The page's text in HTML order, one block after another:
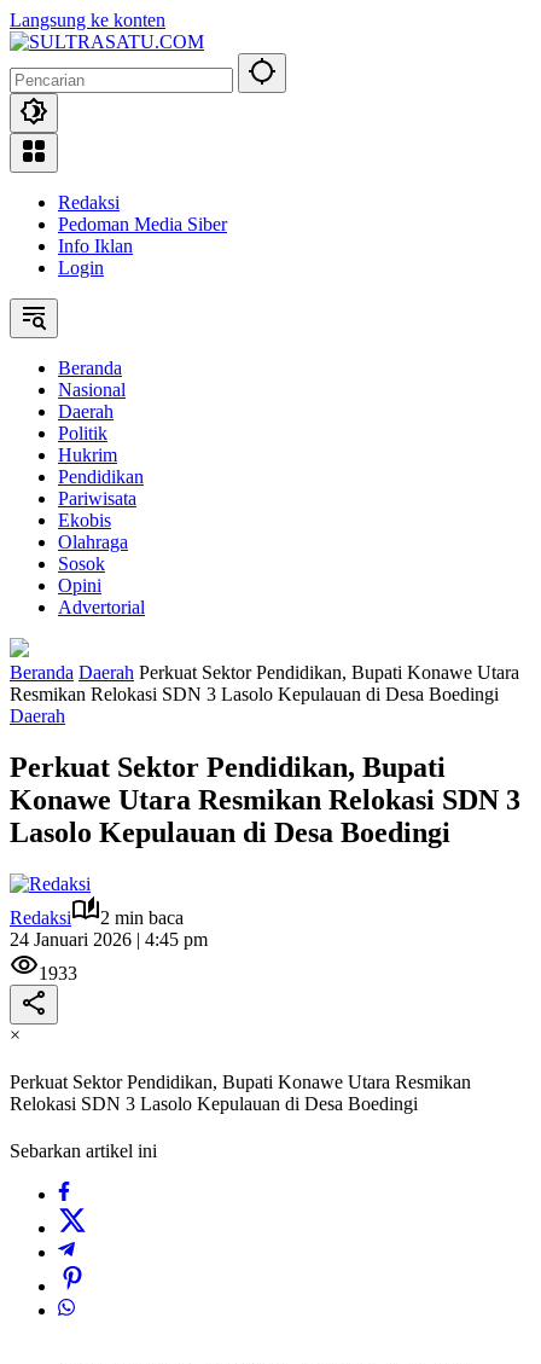
Langsung ke konten
Redaksi
Pedoman Media Siber
Info Iklan
Login
Beranda
Nasional
Daerah
Politik
Hukrim
Pendidikan
Pariwisata
Ekobis
Olahraga
Sosok
Opini
Advertorial
Beranda Daerah Perkuat Sektor Pendidikan, Bupati Konawe Utara
Resmikan Relokasi SDN 3 Lasolo Kepulauan di Desa Boedingi
Daerah
Perkuat Sektor Pendidikan, Bupati
Konawe Utara Resmikan Relokasi SDN 3
Lasolo Kepulauan di Desa Boedingi
Redaksi
2 min baca
24 Januari 2026 | 4:45 pm
1933
×
Perkuat Sektor Pendidikan, Bupati Konawe Utara Resmikan
Relokasi SDN 3 Lasolo Kepulauan di Desa Boedingi
Sebarkan artikel ini